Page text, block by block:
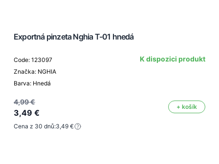
Exportná pinzeta Nghia T-01 hnedá
Code: 123097
Značka: NGHIA
Barva: Hnedá
K dispozici produkt
4,99 €
3,49 €
+ košík
Cena z 30 dnů:3,49 €